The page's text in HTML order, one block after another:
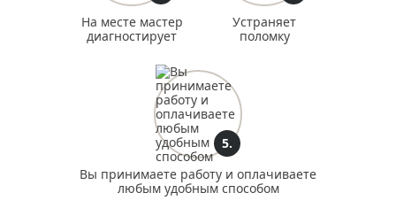
На месте мастер
диагностирует
Устраняет
поломку
5.
Вы принимаете работу и оплачиваете
любым удобным способом